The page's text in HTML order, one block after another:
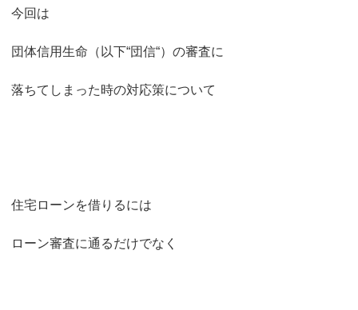
今回は
団体信用生命（以下“団信“）の審査に
落ちてしまった時の対応策について
住宅ローンを借りるには
ローン審査に通るだけでなく